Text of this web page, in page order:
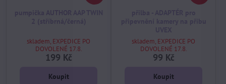
skladem, EXPEDICE PO
DOVOLENÉ 17.8.
199 Kč
Koupit
skladem, EXPEDICE PO
DOVOLENÉ 17.8.
99 Kč
Koupit